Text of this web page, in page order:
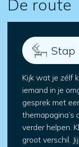
De route
Stap
Kijk wat je zélf
iemand in je
gesprek met
themapagina’s
verder helpen.
groot verschil.